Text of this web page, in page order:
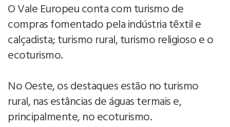
O Vale Europeu conta com turismo de
compras fomentado pela indústria têxtil e
calçadista; turismo rural, turismo religioso e o
ecoturismo.
No Oeste, os destaques estão no turismo
rural, nas estâncias de águas termais e,
principalmente, no ecoturismo.